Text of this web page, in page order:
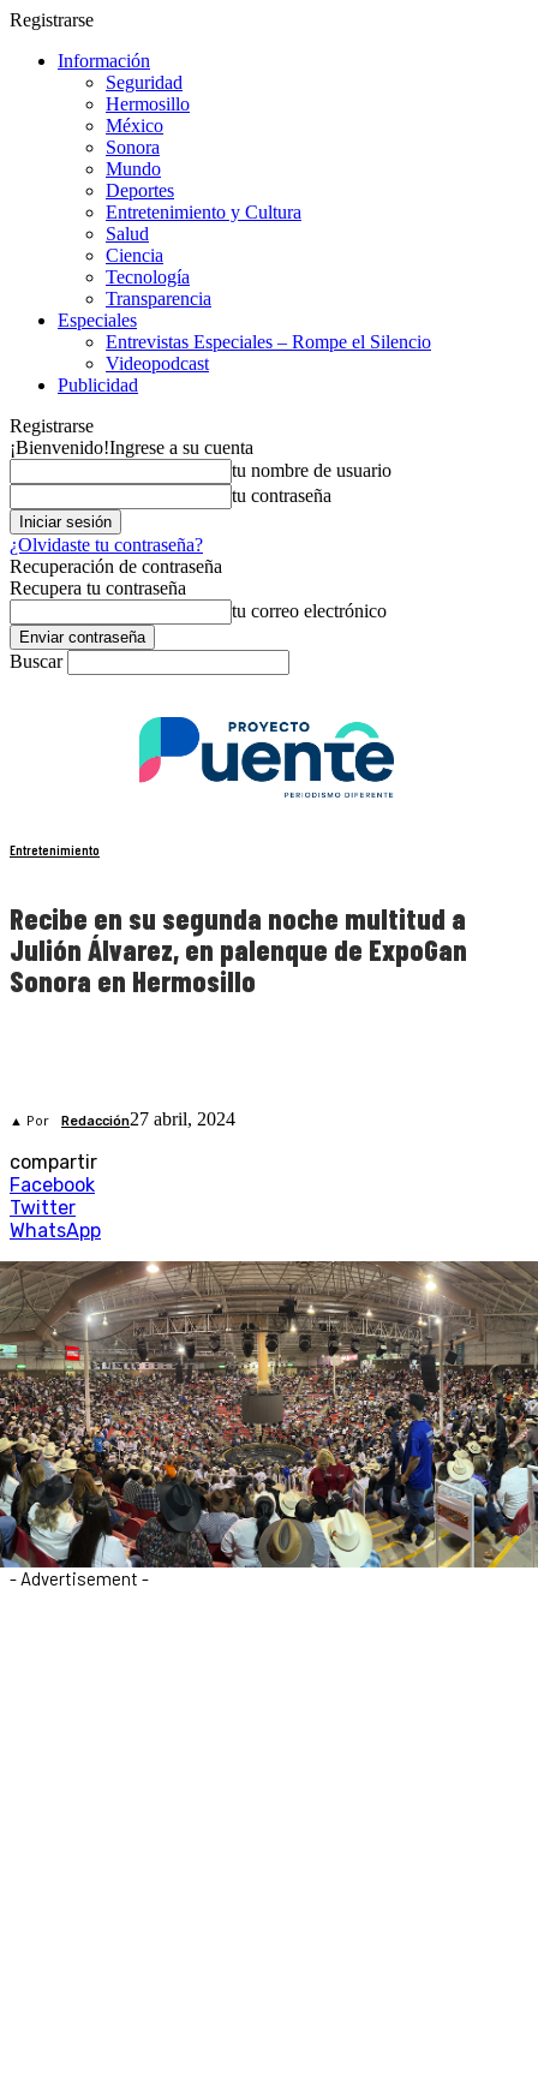
Registrarse
Información
Seguridad
Hermosillo
México
Sonora
Mundo
Deportes
Entretenimiento y Cultura
Salud
Ciencia
Tecnología
Transparencia
Especiales
Entrevistas Especiales – Rompe el Silencio
Videopodcast
Publicidad
Registrarse
¡Bienvenido!Ingrese a su cuenta
tu nombre de usuario
tu contraseña
¿Olvidaste tu contraseña?
Recuperación de contraseña
Recupera tu contraseña
tu correo electrónico
Buscar
Entretenimiento
Recibe en su segunda noche multitud a
Julión Álvarez, en palenque de ExpoGan
Sonora en Hermosillo
▲ Por Redacción27 abril, 2024
compartir
Facebook
Twitter
WhatsApp
- Advertisement -